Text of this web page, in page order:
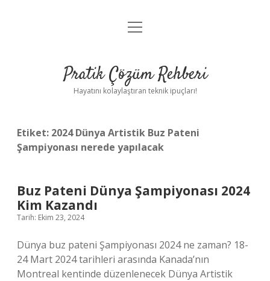
Anasayfa
Yasal Uyarı
menüyü
Pratik Çözüm Rehberi
Hayatını kolaylaştıran teknik ipuçları!
Etiket: 2024 Dünya Artistik Buz Pateni
Şampiyonası nerede yapılacak
Buz Pateni Dünya Şampiyonası 2024
Kim Kazandı
Tarih: Ekim 23, 2024
Dünya buz pateni Şampiyonası 2024 ne zaman? 18-
24 Mart 2024 tarihleri ​​arasında Kanada’nın
Montreal kentinde düzenlenecek Dünya Artistik